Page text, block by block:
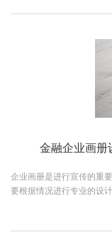
金融企业画册
企业画册是进行宣传的重
要根据情况进行专业的设